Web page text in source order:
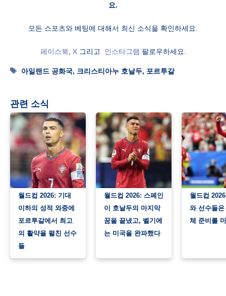
요.
모든 스포츠와 베팅에 대해서 최신 소식을 확인하세요.
페이스북 X그리고 인스타그램 팔로우하세요.
Tags
아일랜드 공화국, 크리스티아누 호날두, 포르투갈
관련 소식
월드컵 2026: 기대
이하의 성적 와중에
포르투갈에서 최고
의 활약을 펼친 선수
들
월드컵 2026: 스페인
이 호날두의 마지막
꿈을 끝냈고, 벨기에
는 미국을 완파했다
월드컵
와 선수들
체 준비를